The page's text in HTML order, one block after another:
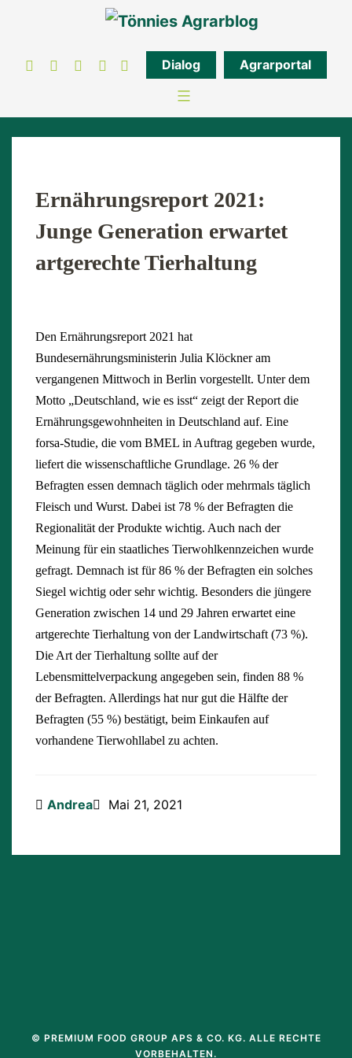
springen
Dialog Agrarportal
Ernährungsreport 2021:
Junge Generation erwartet
artgerechte Tierhaltung
Den Ernährungsreport 2021 hat
Bundesernährungsministerin Julia Klöckner am
vergangenen Mittwoch in Berlin vorgestellt. Unter dem
Motto „Deutschland, wie es isst“ zeigt der Report die
Ernährungsgewohnheiten in Deutschland auf. Eine
forsa-Studie, die vom BMEL in Auftrag gegeben wurde,
liefert die wissenschaftliche Grundlage. 26 % der
Befragten essen demnach täglich oder mehrmals täglich
Fleisch und Wurst. Dabei ist 78 % der Befragten die
Regionalität der Produkte wichtig. Auch nach der
Meinung für ein staatliches Tierwohlkennzeichen wurde
gefragt. Demnach ist für 86 % der Befragten ein solches
Siegel wichtig oder sehr wichtig. Besonders die jüngere
Generation zwischen 14 und 29 Jahren erwartet eine
artgerechte Tierhaltung von der Landwirtschaft (73 %).
Die Art der Tierhaltung sollte auf der
Lebensmittelverpackung angegeben sein, finden 88 %
der Befragten. Allerdings hat nur gut die Hälfte der
Befragten (55 %) bestätigt, beim Einkaufen auf
vorhandene Tierwohllabel zu achten.
Andrea Mai 21, 2021
© PREMIUM FOOD GROUP APS & CO. KG. ALLE RECHTE
VORBEHALTEN.